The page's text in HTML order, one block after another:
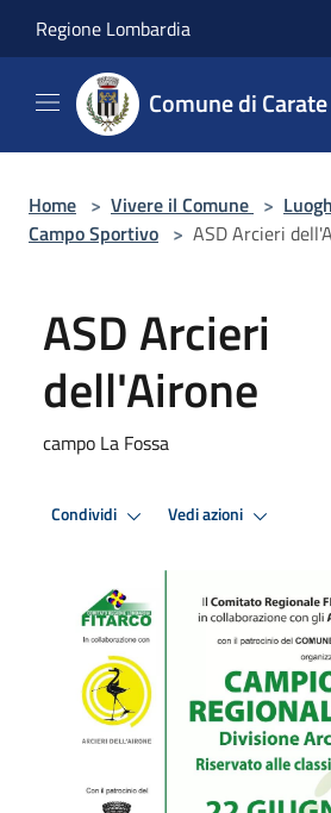
Regione Lombardia
Comune di
Home > Vivere il Comune >
Campo Sportivo > ASD Arcieri
ASD Arcieri
dell'Airone
campo La Fossa
Condividi Vedi azioni